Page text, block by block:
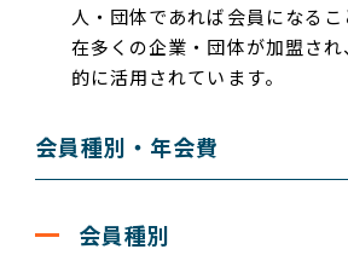
人・団体であれば会員になる
在多くの企業・団体が加盟さ
的に活用されています。
会員種別・年会費
会員種別